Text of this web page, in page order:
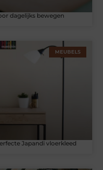
dagelijks bewegen
MEUBELS
Japandi vloerkleed